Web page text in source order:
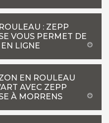
: ZEPP
VOUS PERMET DE
LIGNE
EN ROULEAU
AVEC ZEPP
À MORRENS